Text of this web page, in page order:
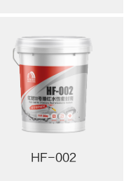
HF-002